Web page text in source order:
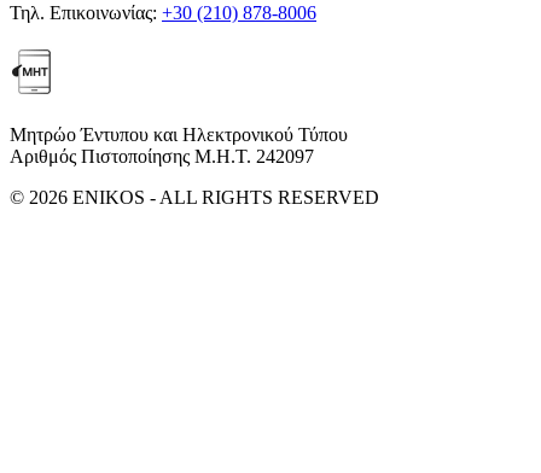
Τηλ. Επικοινωνίας: +30 (210) 878-8006
Μητρώο Έντυπου και Ηλεκτρονικού Τύπου
Αριθμός Πιστοποίησης Μ.Η.Τ. 242097
© 2026 ENIKOS - ALL RIGHTS RESERVED